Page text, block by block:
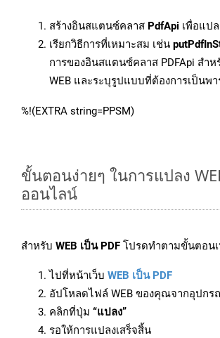
สร้างอินสแตนซ์คลาส PdfApi เพื่อแปล
เรียกวิธีการที่เหมาะสม เช่น
การของอินสแตนซ์คลาส PDFApi สำห
WEB และระบุรูปแบบที่ต้องการเป็นพา
%!(EXTRA string=PPSM)
ขั้นตอนง่ายๆ ในการแปลง
ออนไลน์
สำหรับ WEB เป็น PDF โปรดทำตามขั้นตอน
ไปที่หน้าเว็บ WEB เป็น PDF
อัปโหลดไฟล์ WEB ของคุณจากอุปก
คลิกที่ปุ่ม “แปลง”
รอให้การแปลงเสร็จสิ้น